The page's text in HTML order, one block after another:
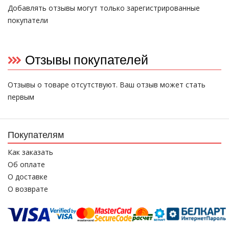
Добавлять отзывы могут только зарегистрированные
покупатели
Отзывы покупателей
Отзывы о товаре отсутствуют. Ваш отзыв может стать
первым
Покупателям
Как заказать
Об оплате
О доставке
О возврате